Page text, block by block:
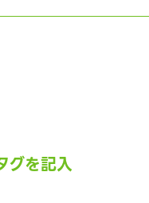
を記入